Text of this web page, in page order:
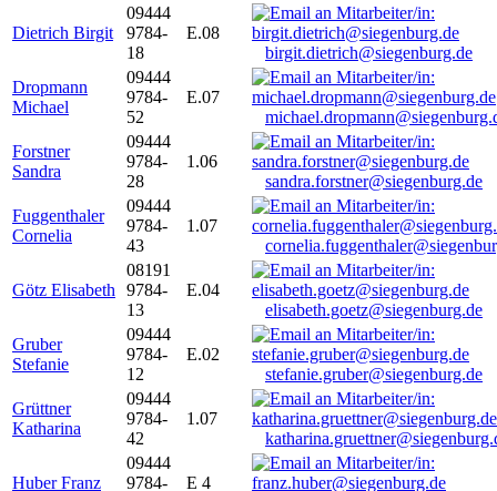
Dietrich Birgit
09444
9784-
18
E.08
birgit.dietrich@siegenburg.de
Dropmann
Michael
09444
9784-
52
E.07
Forstner
Sandra
09444
9784-
28
1.06
sandra.forstner@siegenburg.de
Fuggenthaler
Cornelia
09444
9784-
43
1.07
Götz Elisabeth
08191
9784-
13
E.04
elisabeth.goetz@siegenburg.de
Gruber
Stefanie
09444
9784-
12
E.02
stefanie.gruber@siegenburg.de
Grüttner
Katharina
09444
9784-
42
1.07
Huber Franz
09444
9784-
E 4